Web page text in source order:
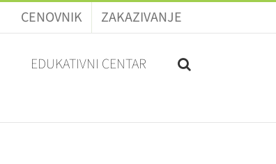
CENOVNIK ZAKAZIVANJE
EDUKATIVNI CENTAR